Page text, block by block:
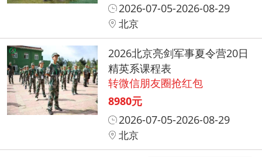
2026-07-05-2026-08-29
北京
2026北京亮剑军事夏令营20日
精英系课程表
转微信朋友圈抢红包
8980元
2026-07-05-2026-08-29
北京